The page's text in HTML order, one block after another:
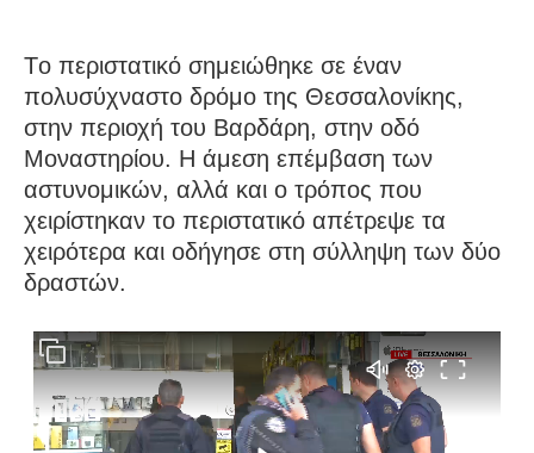
Tο περιστατικό σημειώθηκε σε έναν
πολυσύχναστο δρόμο της Θεσσαλονίκης,
στην περιοχή του Βαρδάρη, στην οδό
Μοναστηρίου. Η άμεση επέμβαση των
αστυνομικών, αλλά και ο τρόπος που
χειρίστηκαν το περιστατικό απέτρεψε τα
χειρότερα και οδήγησε στη σύλληψη των δύο
δραστών.